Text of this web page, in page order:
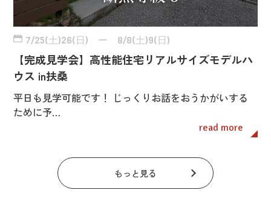
7/25(土)26(日) ー 8/8(土)9(日)
【完成見学会】高性能住宅リアルサイズモデルハ
ウス in扶桑
平日も見学可能です！ じっくりお話をおうかがいする
ために予…
read more
もっと見る